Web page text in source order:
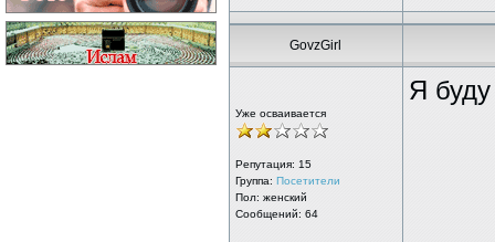
GovzGirl
Уже осваивается
Репутация: 15
Группа: Посетители
Пол: женский
Сообщений: 64
Я